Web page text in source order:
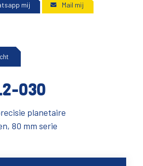
mij Mail mij
030
planetaire
80 mm serie